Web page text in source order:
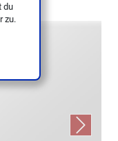
du
zu.
Next